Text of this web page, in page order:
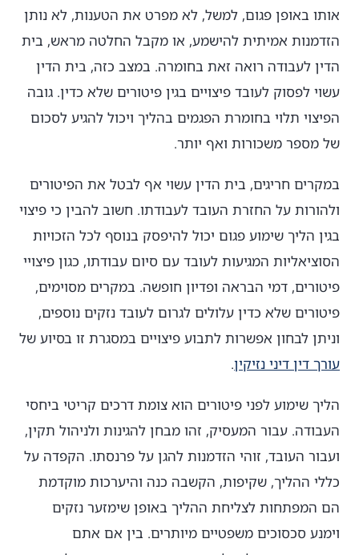
אותו באופן פגום, למשל, לא מפרט את הטענות, לא נותן
הזדמנות אמיתית להישמע, או מקבל החלטה מראש, בית
הדין לעבודה רואה זאת בחומרה. במצב כזה, בית הדין
עשוי לפסוק לעובד פיצויים בגין פיטורים שלא כדין. גובה
הפיצוי תלוי בחומרת הפגמים בהליך ויכול להגיע לסכום
של מספר משכורות ואף יותר.
במקרים חריגים, בית הדין עשוי אף לבטל את הפיטורים
ולהורות על החזרת העובד לעבודתו. חשוב להבין כי פיצוי
בגין הליך שימוע פגום יכול להיפסק בנוסף לכל הזכויות
הסוציאליות המגיעות לעובד עם סיום עבודתו, כגון פיצויי
פיטורים, דמי הבראה ופדיון חופשה. במקרים מסוימים,
פיטורים שלא כדין עלולים לגרום לעובד נזקים נוספים,
וניתן לבחון אפשרות לתבוע פיצויים במסגרת זו בסיוע של
עורך דין דיני נזיקין.
הליך שימוע לפני פיטורים הוא צומת דרכים קריטי ביחסי
העבודה. עבור המעסיק, זהו מבחן להגינות ולניהול תקין,
ועבור העובד, זוהי הזדמנות להגן על פרנסתו. הקפדה על
כללי ההליך, שקיפות, הקשבה כנה והיערכות מוקדמת
הם המפתחות לצליחת ההליך באופן שימזער נזקים
וימנע סכסוכים משפטיים מיותרים. בין אם אתם